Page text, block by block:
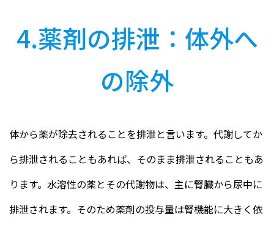
4.薬剤の排泄：体外へ
の除外
体から薬が除去されることを排泄と言います。代謝してか
ら排泄されることもあれば、そのまま排泄されることもあ
ります。水溶性の薬とその代謝物は、主に腎臓から尿中に
排泄されます。そのため薬剤の投与量は腎機能に大きく依